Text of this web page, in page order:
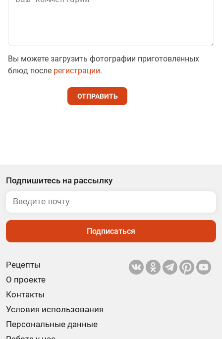
Вы можете загрузить фотографии приготовленных
блюд после регистрации.
ОТПРАВИТЬ
Рецепты
О проекте
Контакты
Условия использования
Персональные данные
Подпишитесь на рассылку
Подписаться